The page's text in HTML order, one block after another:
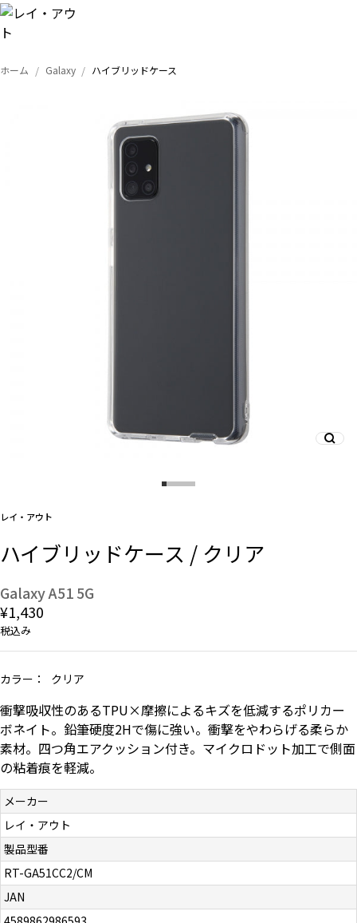
トップ
デザインから探す
会社概要
お知らせ
お問い合わせ（一般の皆様）
お問い合わせ（企業様）
プライバシーポリシー
ホーム Galaxy ハイブリッドケース
レイ・アウト
ハイブリッドケース / クリア
Galaxy A51 5G
¥1,430
税込み
カラー： クリア
衝撃吸収性のあるTPU×摩擦によるキズを低減するポリカー
ボネイト。鉛筆硬度2Hで傷に強い。衝撃をやわらげる柔らか
素材。四つ角エアクッション付き。マイクロドット加工で側面
の粘着痕を軽減。
メーカー
レイ・アウト
製品型番
RT-GA51CC2/CM
JAN